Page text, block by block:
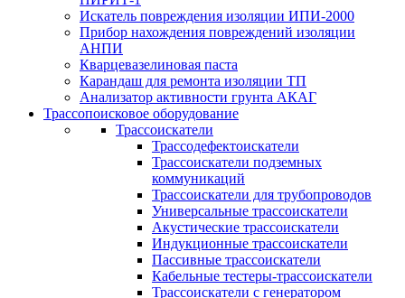
Искатель повреждения изоляции ИПИ-2000
Прибор нахождения повреждений изоляции
АНПИ
Кварцевазелиновая паста
Карандаш для ремонта изоляции ТП
Анализатор активности грунта АКАГ
Трассопоисковое оборудование
Трассоискатели
Трассодефектоискатели
Трассоискатели подземных
коммуникаций
Трассоискатели для трубопроводов
Универсальные трассоискатели
Акустические трассоискатели
Индукционные трассоискатели
Пассивные трассоискатели
Кабельные тестеры-трассоискатели
Трассоискатели с генератором